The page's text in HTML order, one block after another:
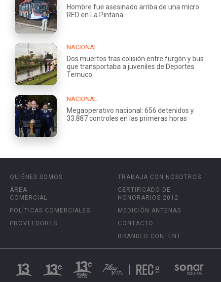
Hombre fue asesinado arriba de una micro
RED en La Pintana
NACIONAL
Dos muertos tras colisión entre furgón y bus
que transportaba a juveniles de Deportes
Temuco
NACIONAL
Megaoperativo nacional: 656 detenidos y
33.887 controles en las primeras horas
QUIÉNES SOMOS
ÁREA
COMERCIAL
POLÍTICAS COMERCIALES
PROVEEDORES
TRABAJA CON NOSOTROS
CERTIFICADO DE
HONORARIOS 2012
MEDICIÓN ANTENAS
CONTACTO
BRANDED CONTENT